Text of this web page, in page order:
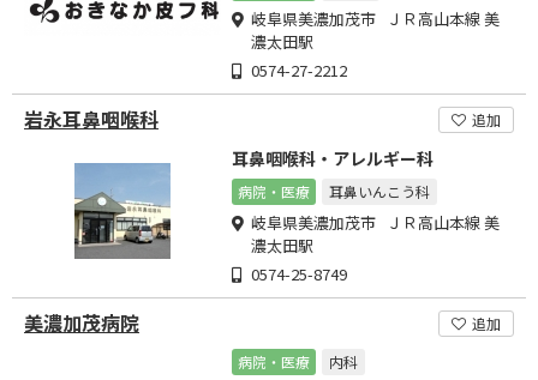
岐阜県美濃加茂市 ＪＲ高山本線 美
濃太田駅
0574-27-2212
岩永耳鼻咽喉科 追加
耳鼻咽喉科・アレルギー科
病院・医療 耳鼻いんこう科
岐阜県美濃加茂市 ＪＲ高山本線 美
濃太田駅
0574-25-8749
美濃加茂病院
追加
病院・医療
内科